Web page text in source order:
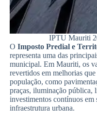
IPTU Mauriti
O Imposto Predial e
representa uma das
municipal. Em Mauriti, os
revertidos em melhorias
população, como
praças, iluminação pública,
investimentos contínuos em
infraestrutura urbana.